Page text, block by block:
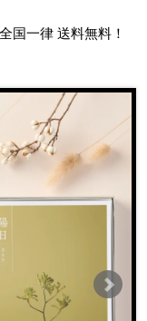
国一律 送料無料！